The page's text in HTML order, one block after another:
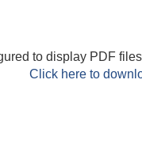
to display PDF
Click here to